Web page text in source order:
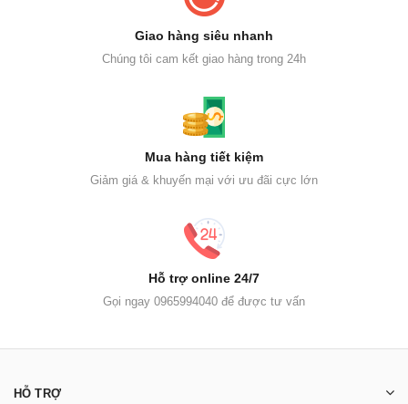
Giao hàng siêu nhanh
Chúng tôi cam kết giao hàng trong 24h
Mua hàng tiết kiệm
Giảm giá & khuyến mại với ưu đãi cực lớn
Hỗ trợ online 24/7
Gọi ngay 0965994040 để được tư vấn
HỖ TRỢ